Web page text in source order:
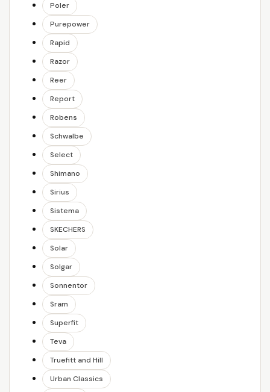
Poler
Purepower
Rapid
Razor
Reer
Report
Robens
Schwalbe
Select
Shimano
Sirius
Sistema
SKECHERS
Solar
Solgar
Sonnentor
Sram
Superfit
Teva
Truefitt and Hill
Urban Classics